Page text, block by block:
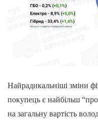
Найрадикальніші зміни
покупець є найбільш
на загальну вартість